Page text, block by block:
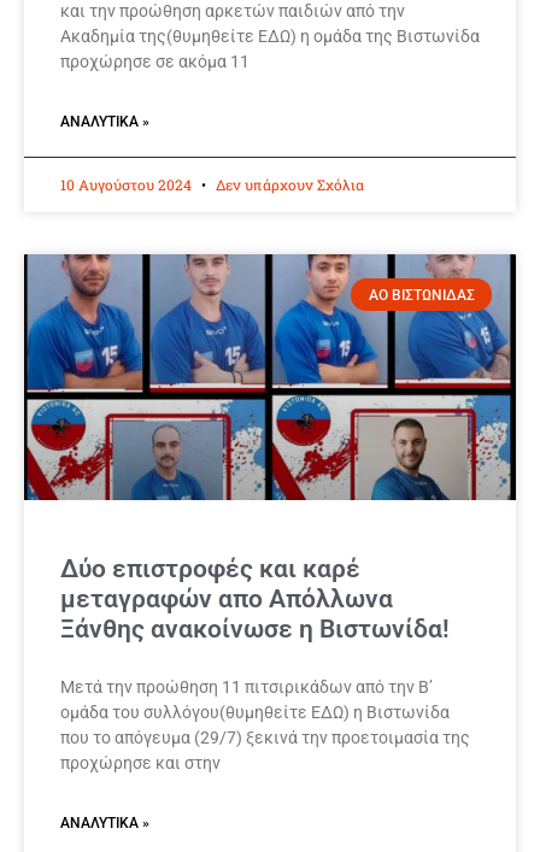
και την προώθηση αρκετών παιδιών από την
Ακαδημία της(θυμηθείτε ΕΔΩ) η ομάδα της Βιστωνίδα
προχώρησε σε ακόμα 11
ΑΝΑΛΥΤΙΚΆ »
10 Αυγούστου 2024 Δεν υπάρχουν Σχόλια
ΑΟ ΒΙΣΤΩΝΙΔΑΣ
Δύο επιστροφές και καρέ
μεταγραφών απο Απόλλωνα
Ξάνθης ανακοίνωσε η Βιστωνίδα!
Μετά την προώθηση 11 πιτσιρικάδων από την Β’
ομάδα του συλλόγου(θυμηθείτε ΕΔΩ) η Βιστωνίδα
που το απόγευμα (29/7) ξεκινά την προετοιμασία της
προχώρησε και στην
ΑΝΑΛΥΤΙΚΆ »